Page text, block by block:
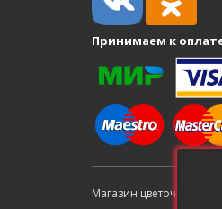
Принимаем к
Магазин цветочной